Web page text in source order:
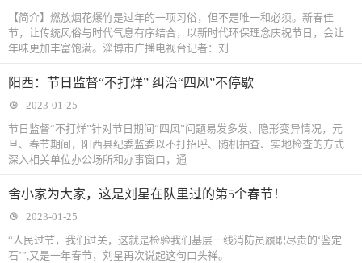
【简介】燃放烟花爆竹是过年的一项习俗，但不是唯一和必须。新春佳
节，让传统风俗与时代气息有序结合，以新时代环保理念庆祝节日，会让
年味更加丰富饱满。淄博市广播电视台记者：刘
阳西：节日监督“不打烊” 纠治“四风”不停歇
2023-01-25
节日监督“不打烊”针对节日期间“四风”问题易发多发、隐形变异情况，元
旦、春节期间，阳西县纪委监委以不打招呼、随机抽查、实地检查的方式
深入相关单位办公场所和办事窗口，通
舍小家为大家，这是刘星在队里过的第5个春节！
2023-01-25
“人民过节，我们过关，这就是检验我们基层一线消防员履职尽责的‘鉴定
石’”,又是一年春节，刘星再次说起这句口头禅。